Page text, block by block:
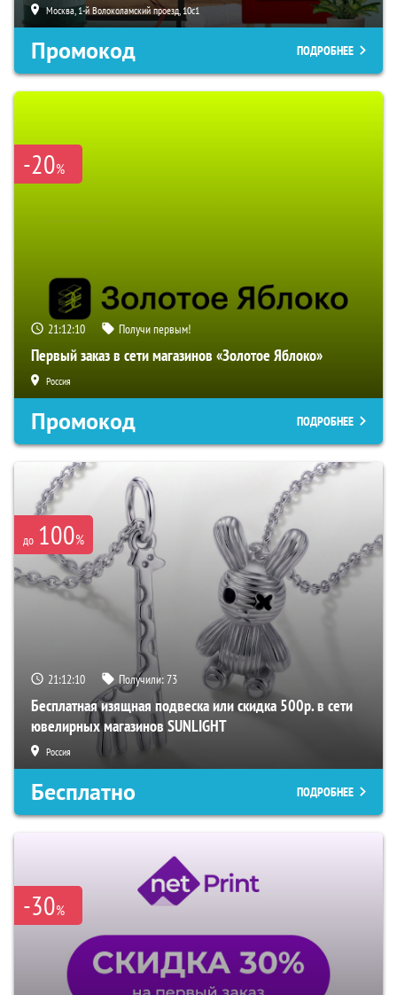
Москва, 1-й Волоколамский проезд, 10с1
Промокод ПОДРОБНЕЕ
-20%
21:12:09 Получи первым!
Первый заказ в сети магазинов «Золотое Яблоко»
Россия
Промокод ПОДРОБНЕЕ
до 100%
21:12:09 Получили:73
Бесплатная изящная подвеска или скидка 500р. в сети
ювелирных магазинов SUNLIGHT
Россия
Бесплатно ПОДРОБНЕЕ
-30%